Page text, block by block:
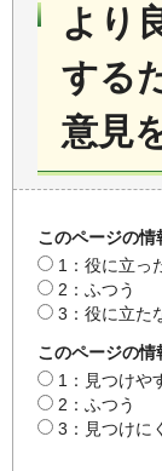
より
する
意見
このページの情
1：役に立っ
2：ふつう
3：役に立た
このページの情
1：見つけや
2：ふつう
3：見つけに